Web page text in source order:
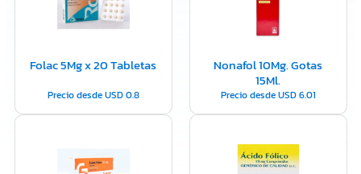
Folac 5Mg x 20 Tabletas
Precio desdeUSD0.8
Nonafol 10Mg. Gotas
15Ml.
Precio desdeUSD6.01